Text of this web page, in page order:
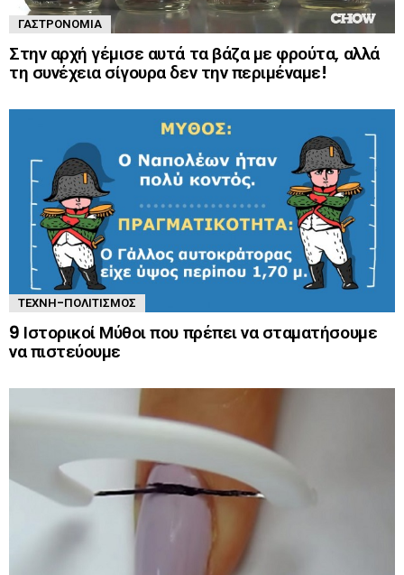
ΓΑΣΤΡΟΝΟΜΊΑ
Στην αρχή γέμισε αυτά τα βάζα με φρούτα, αλλά
τη συνέχεια σίγουρα δεν την περιμέναμε!
ΤΈΧΝΗ-ΠΟΛΙΤΙΣΜΌΣ
9 Ιστορικοί Μύθοι που πρέπει να σταματήσουμε
να πιστεύουμε